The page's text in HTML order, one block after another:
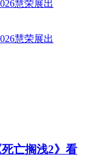
亡搁浅2》看